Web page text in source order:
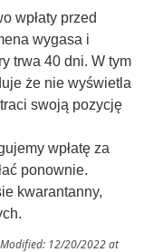
wpłaty przed
wygasa i
trwa 40 dni. W tym
że nie wyświetla
swoją pozycję
wpłatę za
ponownie.
kwarantanny,
Modified: 12/20/2022 at